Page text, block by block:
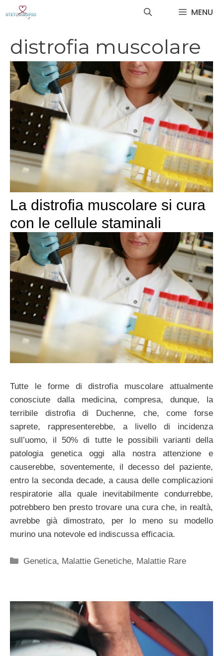
MENU
distrofia muscolare
La distrofia muscolare si cura
con le cellule staminali
Tutte le forme di distrofia muscolare attualmente
conosciute dalla medicina, compresa, dunque, la
terribile distrofia di Duchenne, che, come forse
saprete, rappresenterebbe, a livello di incidenza
sull’uomo, il 50% di tutte le possibili varianti della
patologia genetica oggi alla nostra attenzione e
causerebbe, soventemente, il decesso del paziente,
entro la seconda decade, a causa delle complicazioni
respiratorie alla quale inevitabilmente condurrebbe,
potrebbero ben presto trovare una cura che, in realtà,
avrebbe già dimostrato, per lo meno su modello
murino una notevole ed indiscussa efficacia.
Categorie
Genetica, Malattie Genetiche, Malattie Rare